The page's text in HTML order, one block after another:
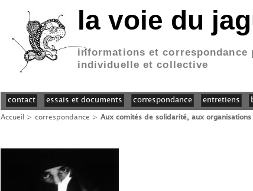
la voie du
informations et correspondance
individuelle et collective
contact essais et documents correspondance entretiens
Accueil> correspondance > Aux comités de solidarité, aux